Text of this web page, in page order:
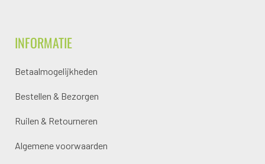
INFORMATIE
Betaalmogelijkheden
Bestellen & Bezorgen
Ruilen & Retourneren
Algemene voorwaarden